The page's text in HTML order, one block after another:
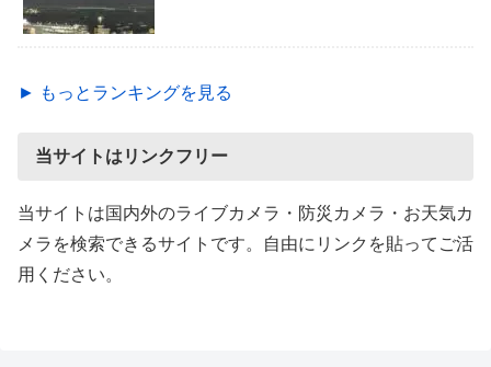
► もっとランキングを見る
当サイトはリンクフリー
当サイトは国内外のライブカメラ・防災カメラ・お天気カ
メラを検索できるサイトです。自由にリンクを貼ってご活
用ください。